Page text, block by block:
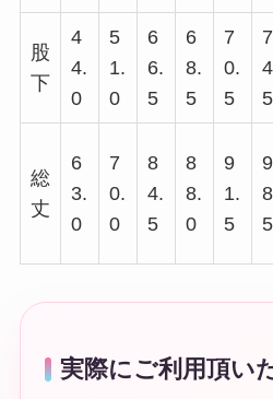
股
下
4
4.
0
5
1.
0
6
6.
5
6
8.
5
7
0.
5
7
5
総
丈
6
3.
0
7
0.
0
8
4.
5
8
8.
0
9
1.
5
9
5
実際にご利用頂い